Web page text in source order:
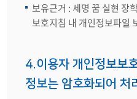
보유근거 : 세명 꿈 실현 장
보호지침 내 개인정보파일
4.이용자 개인정보보
정보는 암호화되어 처